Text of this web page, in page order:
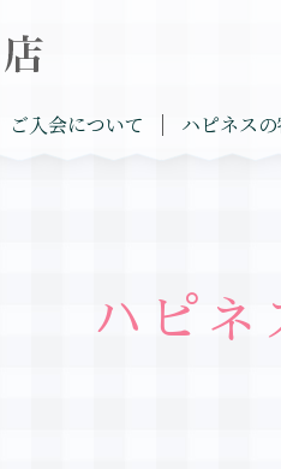
ご入会について ハピネス
ハピネ